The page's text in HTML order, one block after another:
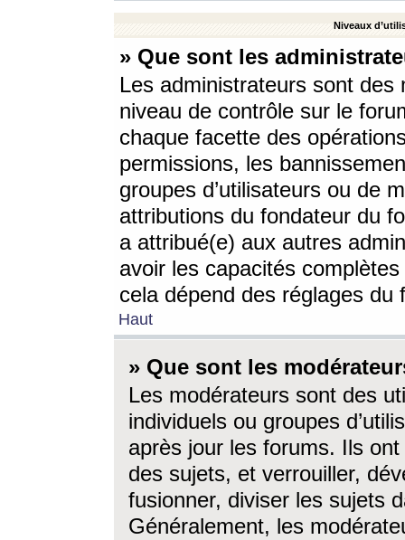
Niveaux
» Que sont les
Les administrateurs sont
niveau de contrôle sur le
chaque facette des
permissions, les
groupes d’utilisateurs ou de
attributions du fondateur du
a attribué(e) aux autres
avoir les capacités
cela dépend des réglages du
Haut
» Que sont les
Les modérateurs sont des
individuels ou groupes
après jour les forums. Ils ont
des sujets, et verrouiller,
fusionner, diviser les sujets
Généralement, les